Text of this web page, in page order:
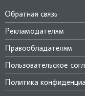
Обратная связь
Рекламодателям
Правообладателям
Пользовательское
Политика